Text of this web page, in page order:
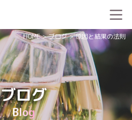
ブログ
Blog
HOME>ブログ>原因と結果の法則